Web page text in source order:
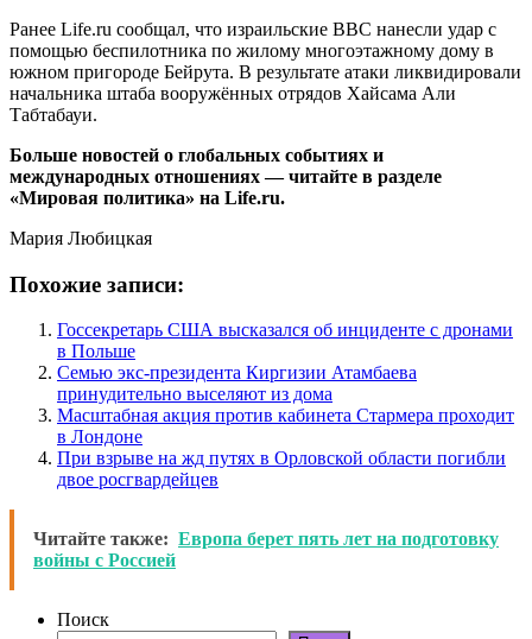
Ранее Life.ru сообщал, что израильские ВВС нанесли удар с
помощью беспилотника по жилому многоэтажному дому в
южном пригороде Бейрута. В результате атаки ликвидировали
начальника штаба вооружённых отрядов Хайсама Али
Табтабауи.
Больше новостей о глобальных событиях и
международных отношениях — читайте в разделе
«Мировая политика» на Life.ru.
Мария Любицкая
Похожие записи:
Госсекретарь США высказался об инциденте с дронами
в Польше
Семью экс-президента Киргизии Атамбаева
принудительно выселяют из дома
Масштабная акция против кабинета Стармера проходит
в Лондоне
При взрыве на жд путях в Орловской области погибли
двое росгвардейцев
Читайте также: Европа берет пять лет на подготовку
войны с Россией
Поиск